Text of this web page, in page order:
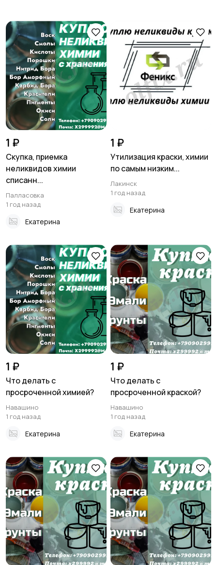
1 ₽
Скупка, приемка
неликвидов химии
списанн...
Палласовка
1 год назад
Екатерина
1 ₽
Утилизация краски, химии
по самым низким...
Лакинск
1 год назад
Екатерина
1 ₽
Что делать с
просроченной химией?
Навашино
1 год назад
Екатерина
1 ₽
Что делать с
просроченной краской?
Навашино
1 год назад
Екатерина